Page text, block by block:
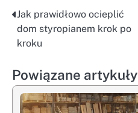
Nawigacja
wpisu
Jak prawidłowo ocieplić
dom styropianem krok po
kroku
Powiązane artykuły